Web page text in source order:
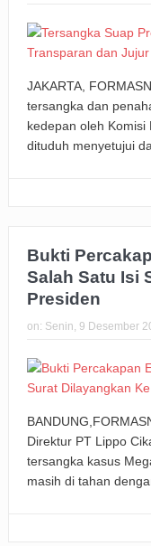
JAKARTA,
tersangka dan
kedepan oleh
dituduh menyetujui
Bukti
Salah Satu Isi
Presiden
on: Senin, 9 Desember
Direktur PT Lippo
tersangka kasus
masih di tahan